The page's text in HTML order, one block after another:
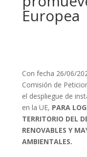
Europea
Con fecha 26/06/
Comisión de
el despliegue de
en la UE, PARA
TERRITORIO DEL
RENOVABLES Y
AMBIENTALES.